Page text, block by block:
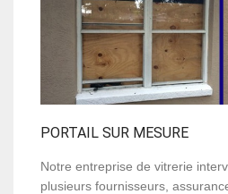
PORTAIL SUR MESURE
Notre entreprise de vitrerie
plusieurs fournisseurs,